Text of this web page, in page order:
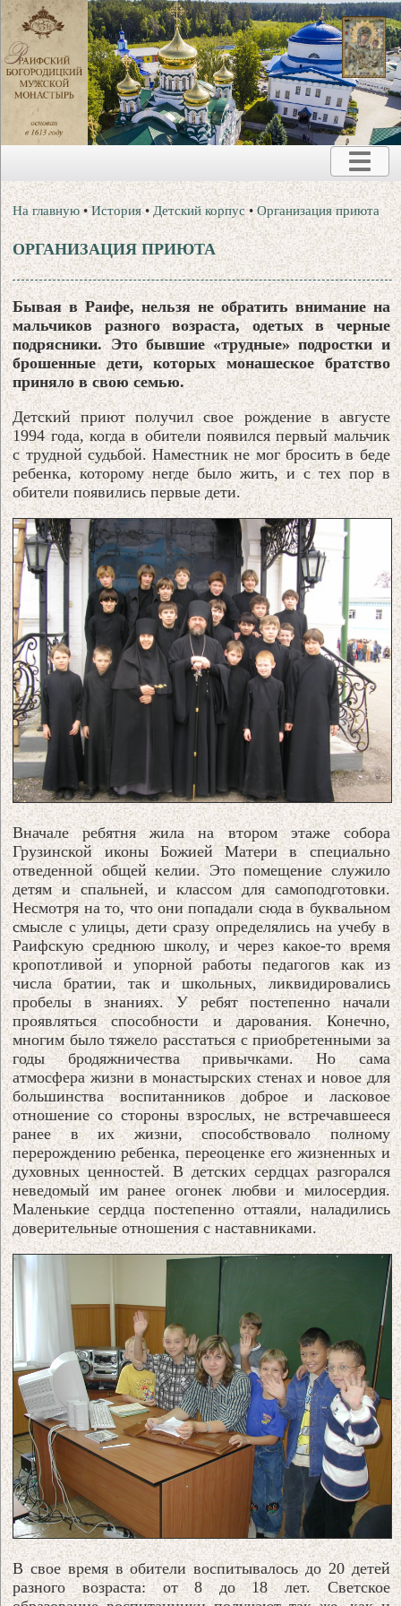
На главную •История •Детский корпус •Организация приюта
ОРГАНИЗАЦИЯ ПРИЮТА
Бывая в Раифе, нельзя не обратить внимание на
мальчиков разного возраста, одетых в черные
подрясники. Это бывшие «трудные» подростки и
брошенные дети, которых монашеское братство
приняло в свою семью.
Детский приют получил свое рождение в августе
1994 года, когда в обители появился первый мальчик
с трудной судьбой. Наместник не мог бросить в беде
ребенка, которому негде было жить, и с тех пор в
обители появились первые дети.
Вначале ребятня жила на втором этаже собора
Грузинской иконы Божией Матери в специально
отведенной общей келии. Это помещение служило
детям и спальней, и классом для самоподготовки.
Несмотря на то, что они попадали сюда в буквальном
смысле с улицы, дети сразу определялись на учебу в
Раифскую среднюю школу, и через какое-то время
кропотливой и упорной работы педагогов как из
числа братии, так и школьных, ликвидировались
пробелы в знаниях. У ребят постепенно начали
проявляться способности и дарования. Конечно,
многим было тяжело расстаться с приобретенными за
годы бродяжничества привычками. Но сама
атмосфера жизни в монастырских стенах и новое для
большинства воспитанников доброе и ласковое
отношение со стороны взрослых, не встречавшееся
ранее в их жизни, способствовало полному
перерождению ребенка, переоценке его жизненных и
духовных ценностей. В детских сердцах разгорался
неведомый им ранее огонек любви и милосердия.
Маленькие сердца постепенно оттаяли, наладились
доверительные отношения с наставниками.
В свое время в обители воспитывалось до 20 детей
разного возраста: от 8 до 18 лет. Светское